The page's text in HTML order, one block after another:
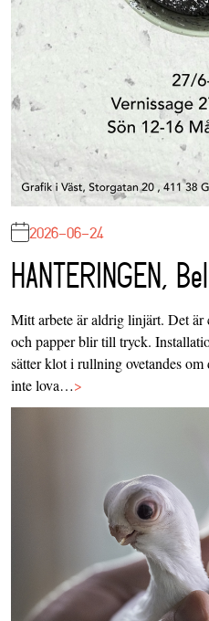
2026-06-24
HANTERINGEN,
Mitt arbete är aldrig linjärt. Det
och papper blir till tryck.
sätter klot i rullning ovetandes
inte lova…>